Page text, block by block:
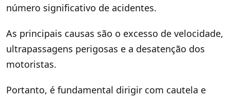
número significativo de acidentes.
As principais causas são o excesso de velocidade,
ultrapassagens perigosas e a desatenção dos
motoristas.
Portanto, é fundamental dirigir com cautela e